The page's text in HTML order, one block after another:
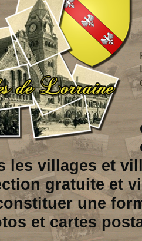
les villages et
gratuite et
une
et cartes